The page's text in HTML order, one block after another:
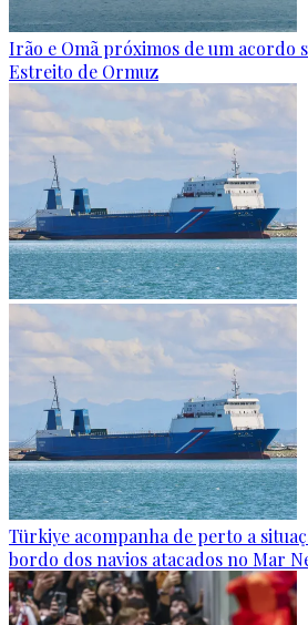
Irão e Omã próximos de um acordo
Estreito de Ormuz
Türkiye acompanha de perto a
bordo dos navios atacados no Mar